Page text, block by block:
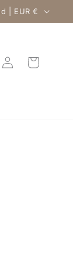
Deutschland | EUR €
Warenkorb